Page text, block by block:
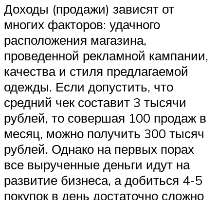
Доходы (продажи) зависят от
многих факторов: удачного
расположения магазина,
проведенной рекламной кампании,
качества и стиля предлагаемой
одежды. Если допустить, что
средний чек составит 3 тысячи
рублей, то совершая 100 продаж в
месяц, можно получить 300 тысяч
рублей. Однако на первых порах
все вырученные деньги идут на
развитие бизнеса, а добиться 4-5
покупок в день достаточно сложно